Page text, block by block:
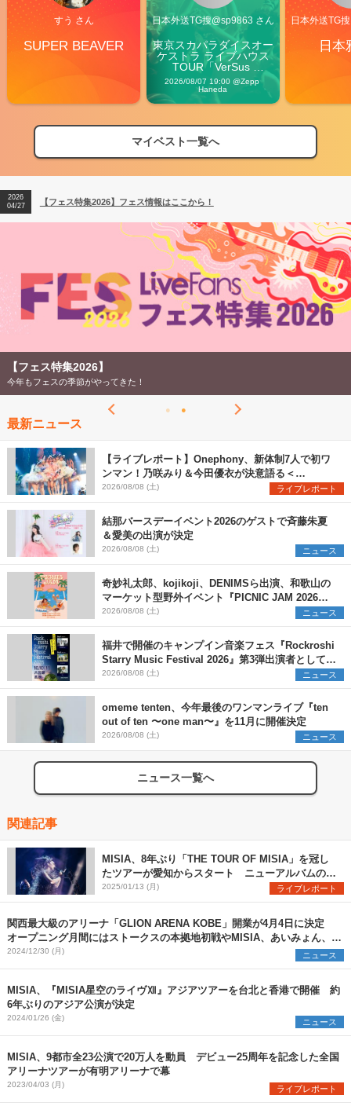
すう さん
SUPER BEAVER
日本外送TG搜@sp9863 さん
東京スカパラダイスオー
ケストラ ライブハウス
TOUR「VerSus
Carnival」
2026/08/07 19:00 @Zepp
Haneda
日本外送TG
日本
マイベスト一覧へ
【フェス特集2026】フェス情報はここから！
【ライブ動員ランキング】2026年上半期編発表！
2026
04/27
【フェス特集2026】フェス情報はここから！
2026
【ライブ動員ランキング】2026年上半期編発表！
【フェス特集2026】
今年もフェスの季節がやってきた！
最新ニュース
【ライブレポート】Onephony、新体制7人で初ワ
ンマン！乃咲みり＆今田優衣が決意語る＜
Onephony新体制1st Oneman Live はじまりの夏
＞
2026/08/08 (土) ライブレポート
結那バースデーイベント2026のゲストで斉藤朱夏
＆愛美の出演が決定
2026/08/08 (土) ニュース
奇妙礼太郎、kojikoji、DENIMSら出演、和歌山の
マーケット型野外イベント『PICNIC JAM 2026』
早割チケット発売開始
2026/08/08 (土) ニュース
福井で開催のキャンプイン音楽フェス『Rockroshi
Starry Music Festival 2026』第3弾出演者として
SCOOBIE DO、かりゆし58、Reiを発表
2026/08/08 (土) ニュース
omeme tenten、今年最後のワンマンライブ『ten
out of ten 〜one man〜』を11月に開催決定
2026/08/08 (土) ニュース
ニュース一覧へ
関連記事
MISIA、8年ぶり「THE TOUR OF MISIA」を冠し
たツアーが愛知からスタート ニューアルバムのリ
リースも発表（写真6点）
2025/01/13 (月) ライブレポート
関西最大級のアリーナ「GLION ARENA KOBE」開業が4月4日に決定
オープニング月間にはストークスの本拠地初戦やMISIA、あいみょん、マ
ンウィズら登場
2024/12/30 (月) ニュース
MISIA、『MISIA星空のライヴⅫ』アジアツアーを台北と香港で開催 約
6年ぶりのアジア公演が決定
2024/01/26 (金) ニュース
MISIA、9都市全23公演で20万人を動員 デビュー25周年を記念した全国
アリーナツアーが有明アリーナで幕
2023/04/03 (月) ライブレポート